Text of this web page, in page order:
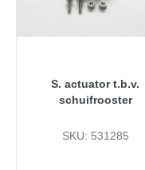
S. actuator t.b.v.
schuifrooster
SKU: 531285